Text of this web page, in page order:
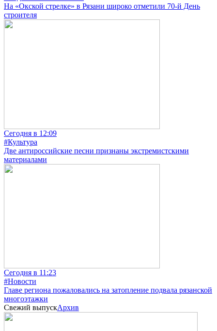
На «Окской стрелке» в Рязани широко отметили 70-й День
строителя
Сегодня в 12:09
#Культура
Две антироссийские песни признаны экстремистскими
материалами
Сегодня в 11:23
#Новости
Главе региона пожаловались на затопление подвала рязанской
многоэтажки
Свежий выпускАрхив